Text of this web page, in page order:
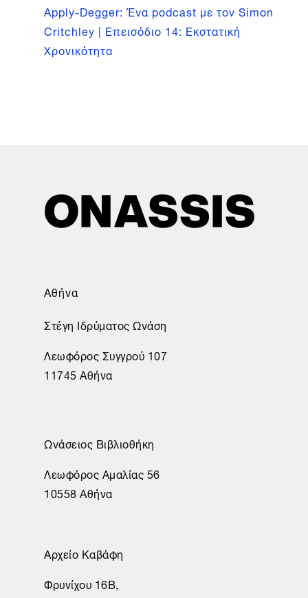
Apply-Degger: Ένα podcast με τον Simon
Critchley | Επεισόδιο 14: Εκστατική
Χρονικότητα
Αθήνα
Στέγη Ιδρύματος Ωνάση
Λεωφόρος Συγγρού 107
11745 Αθήνα
Ωνάσειος Βιβλιοθήκη
Λεωφόρος Αμαλίας 56
10558 Αθήνα
Αρχείο Καβάφη
Φρυνίχου 16Β,